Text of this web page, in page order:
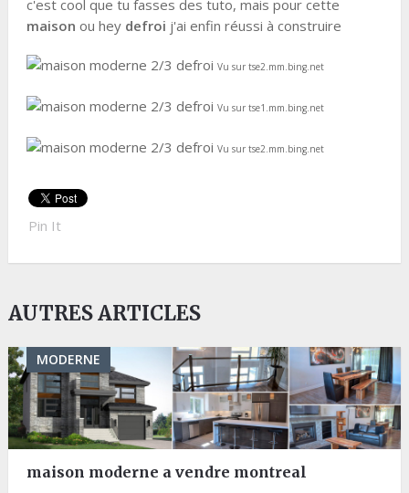
c'est cool que tu fasses des tuto, mais pour cette
maison ou hey defroi j'ai enfin réussi à construire
Vu sur tse2.mm.bing.net
Vu sur tse1.mm.bing.net
Vu sur tse2.mm.bing.net
Pin It
AUTRES ARTICLES
MODERNE
maison moderne a vendre montreal